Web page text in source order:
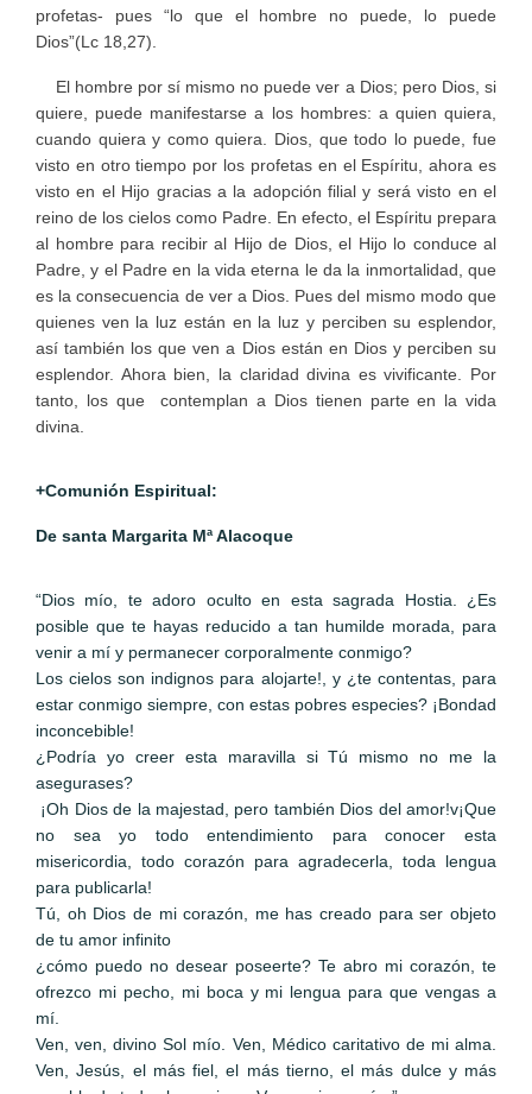
profetas- pues “lo que el hombre no puede, lo puede
Dios”(Lc 18,27).
El hombre por sí mismo no puede ver a Dios; pero Dios, si
quiere, puede manifestarse a los hombres: a quien quiera,
cuando quiera y como quiera. Dios, que todo lo puede, fue
visto en otro tiempo por los profetas en el Espíritu, ahora es
visto en el Hijo gracias a la adopción filial y será visto en el
reino de los cielos como Padre. En efecto, el Espíritu prepara
al hombre para recibir al Hijo de Dios, el Hijo lo conduce al
Padre, y el Padre en la vida eterna le da la inmortalidad, que
es la consecuencia de ver a Dios. Pues del mismo modo que
quienes ven la luz están en la luz y perciben su esplendor,
así también los que ven a Dios están en Dios y perciben su
esplendor. Ahora bien, la claridad divina es vivificante. Por
tanto, los que contemplan a Dios tienen parte en la vida
divina.
+Comunión Espiritual:
De santa Margarita Mª Alacoque
“Dios mío, te adoro oculto en esta sagrada Hostia. ¿Es
posible que te hayas reducido a tan humilde morada, para
venir a mí y permanecer corporalmente conmigo?
Los cielos son indignos para alojarte!, y ¿te contentas, para
estar conmigo siempre, con estas pobres especies? ¡Bondad
inconcebible!
¿Podría yo creer esta maravilla si Tú mismo no me la
asegurases?
¡Oh Dios de la majestad, pero también Dios del amor!v¡Que
no sea yo todo entendimiento para conocer esta
misericordia, todo corazón para agradecerla, toda lengua
para publicarla!
Tú, oh Dios de mi corazón, me has creado para ser objeto
de tu amor infinito
¿cómo puedo no desear poseerte? Te abro mi corazón, te
ofrezco mi pecho, mi boca y mi lengua para que vengas a
mí.
Ven, ven, divino Sol mío. Ven, Médico caritativo de mi alma.
Ven, Jesús, el más fiel, el más tierno, el más dulce y más